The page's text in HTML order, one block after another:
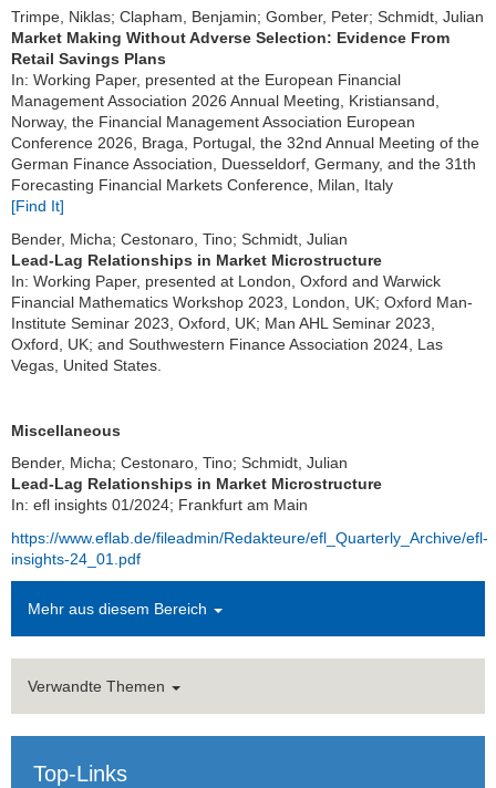
Trimpe, Niklas; Clapham, Benjamin; Gomber, Peter; Schmidt, Julian
Market Making Without Adverse Selection: Evidence From
Retail Savings Plans
In: Working Paper, presented at the European Financial
Management Association 2026 Annual Meeting, Kristiansand,
Norway, the Financial Management Association European
Conference 2026, Braga, Portugal, the 32nd Annual Meeting of the
German Finance Association, Duesseldorf, Germany, and the 31th
Forecasting Financial Markets Conference, Milan, Italy
[Find It]
Bender, Micha; Cestonaro, Tino; Schmidt, Julian
Lead-Lag Relationships in Market Microstructure
In: Working Paper, presented at London, Oxford and Warwick
Financial Mathematics Workshop 2023, London, UK; Oxford Man-
Institute Seminar 2023, Oxford, UK; Man AHL Seminar 2023,
Oxford, UK; and Southwestern Finance Association 2024, Las
Vegas, United States.
Miscellaneous
Bender, Micha; Cestonaro, Tino; Schmidt, Julian
Lead-Lag Relationships in Market Microstructure
In: efl insights 01/2024; Frankfurt am Main
https://www.eflab.de/fileadmin/Redakteure/efl_Quarterly_Archive/efl-
insights-24_01.pdf
Mehr aus diesem Bereich
Verwandte Themen
Top-Links